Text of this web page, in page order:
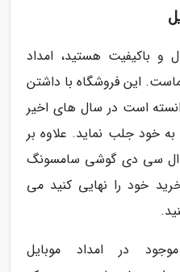
و باکیفیت هستید، امداد
این فروشگاه با داشتن
است در سال های اخیر
خود جلب نماید. علاوه بر
سی دی گوشی سامسونگ
خود را نهایی کنید می
در امداد موبایل